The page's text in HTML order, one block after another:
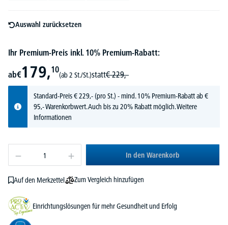
Auswahl zurücksetzen
Ihr Premium-Preis inkl. 10% Premium-Rabatt:
ab€179,10
(ab 2 St./St.)statt€ 229,-
Standard-Preis€229,-(pro St.) - mind. 10% Premium-Rabatt ab €
95,- Warenkorbwert. Auch bis zu 20% Rabatt möglich.Weitere
Informationen
In den Warenkorb
Auf den Merkzettel Zum Vergleich hinzufügen
Einrichtungslösungen für mehr Gesundheit und Erfolg